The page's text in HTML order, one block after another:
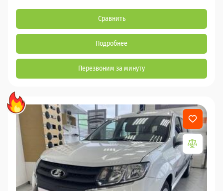
Сравнить
Подробнее
Перезвоним за минуту